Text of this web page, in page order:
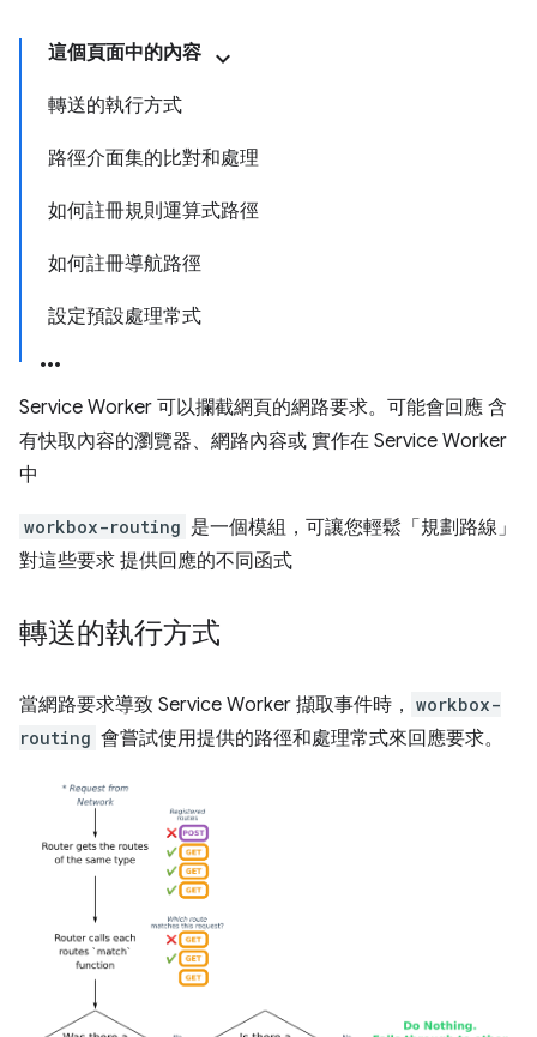
這個頁面中的內容
轉送的執行方式
路徑介面集的比對和處理
如何註冊規則運算式路徑
如何註冊導航路徑
設定預設處理常式
Service Worker 可以攔截網頁的網路要求。可能會回應 含
有快取內容的瀏覽器、網路內容或 實作在 Service Worker
中
workbox-routing 是一個模組，可讓您輕鬆「規劃路線」
對這些要求 提供回應的不同函式
轉送的執行方式
當網路要求導致 Service Worker 擷取事件時， workbox-
routing 會嘗試使用提供的路徑和處理常式來回應要求。